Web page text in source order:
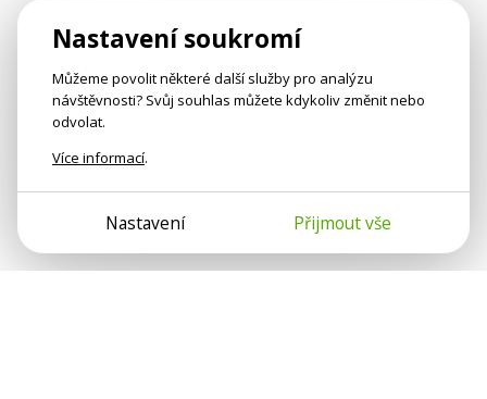
Nastavení soukromí
Můžeme povolit některé další služby pro analýzu
návštěvnosti? Svůj souhlas můžete kdykoliv změnit nebo
odvolat.
Více informací.
Nastavení Přijmout vše